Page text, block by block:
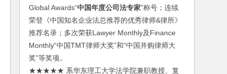
Global Awards“中国年度公司法专家”称号；连续
荣登《中国知名企业法总推荐的优秀律师&律所》
推荐名录；多次荣获Lawyer Monthly及Finance
Monthly“中国TMT律师大奖”和“中国并购律师大
奖”等奖项。
★★★★★ 系华东理工大学法学院兼职教授、复